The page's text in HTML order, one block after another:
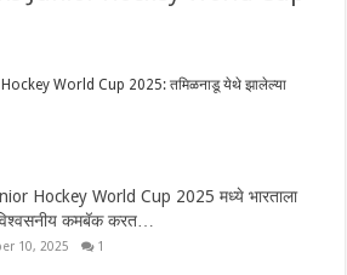
World Cup 2025: तमिळनाडू येथे झालेल्या
Hockey World Cup 2025 मध्ये भारताला
कमबॅक करत…
10, 2025 1